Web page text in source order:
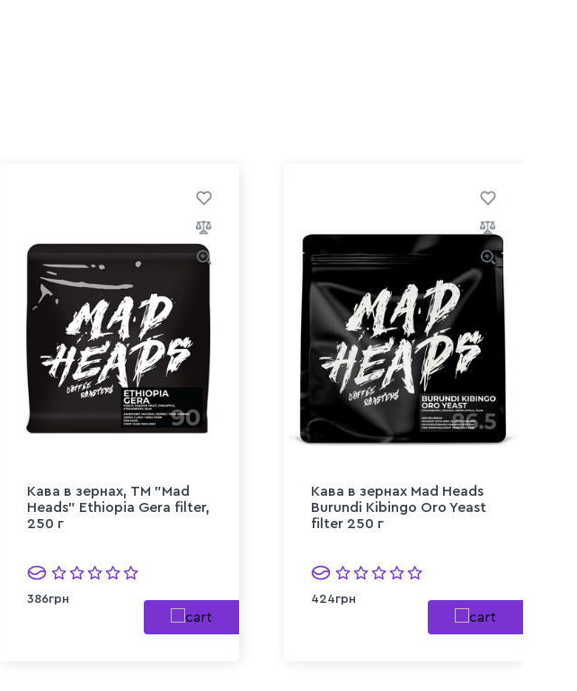
Кава в зернах, ТМ "Mad
Heads" Ethiopia Gera filter,
250 г
386грн
Кава в зернах Mad Heads
Burundi Kibingo Oro Yeast
filter 250 г
424грн